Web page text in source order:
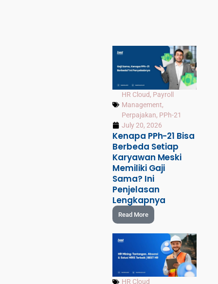
HR Cloud, Payroll
Management,
Perpajakan, PPh-21
July 20, 2026
Kenapa PPh-21 Bisa
Berbeda Setiap
Karyawan Meski
Memiliki Gaji
Sama? Ini
Penjelasan
Lengkapnya
Read More
HR Cloud